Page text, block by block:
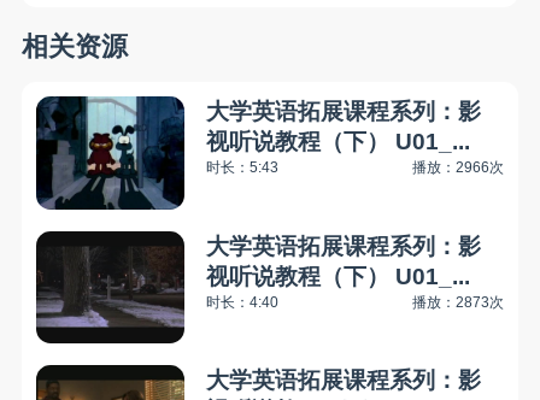
相关资源
大学英语拓展课程系列：影
视听说教程（下） U01_...
时长：5:43 播放：2966次
大学英语拓展课程系列：影
视听说教程（下） U01_...
时长：4:40 播放：2873次
大学英语拓展课程系列：影